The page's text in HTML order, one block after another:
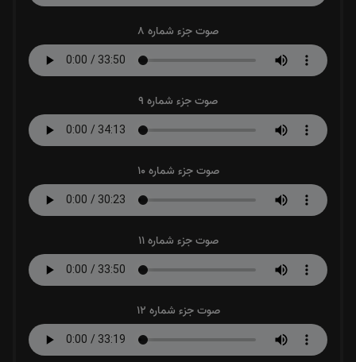
صوت جزء شماره 8
صوت جزء شماره 9
صوت جزء شماره 10
صوت جزء شماره 11
صوت جزء شماره 12